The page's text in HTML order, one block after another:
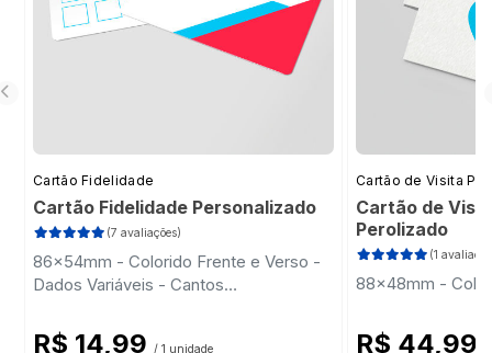
Cartão Fidelidade
Cartão Fidelidade Personalizado
(7 avaliações)
86x54mm - Colorido Frente e Verso -
Dados Variáveis - Cantos
R$ 14,99 / 1 unidade
Cartão de Visita
Cartão de
Perolizado
(1
88x48mm -
R$ 44,99